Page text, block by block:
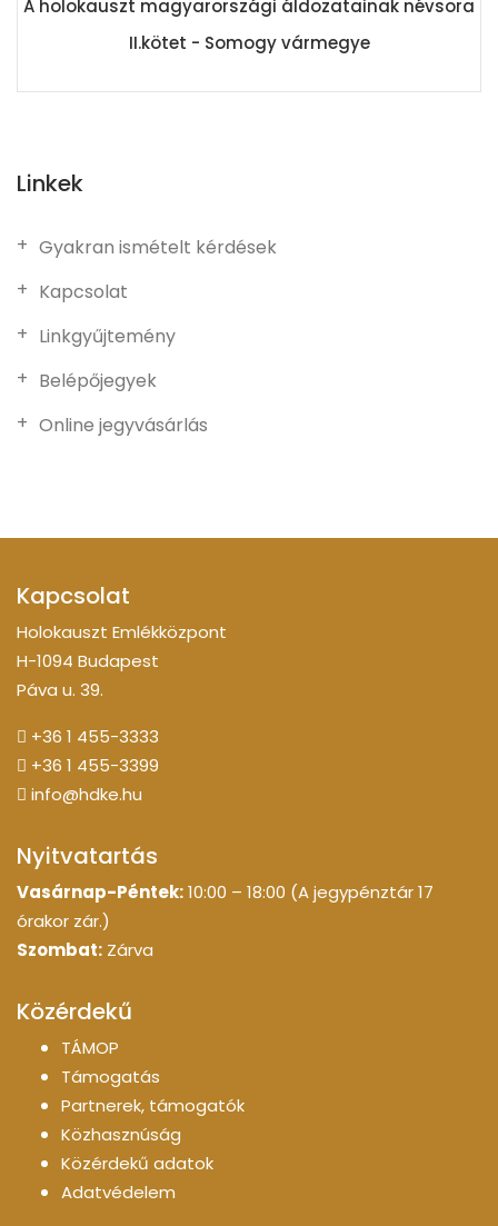
A holokauszt magyarországi áldozatainak névsora
II.kötet - Somogy vármegye
Linkek
Gyakran ismételt kérdések
Kapcsolat
Linkgyűjtemény
Belépőjegyek
Online jegyvásárlás
Kapcsolat
Holokauszt Emlékközpont
H-1094 Budapest
Páva u. 39.
+36 1 455-3333
+36 1 455-3399
info@hdke.hu
Nyitvatartás
Vasárnap-Péntek:10:00 – 18:00 (A jegypénztár 17
órakor zár.)
Szombat: Zárva
Közérdekű
TÁMOP
Támogatás
Partnerek, támogatók
Közhasznúság
Közérdekű adatok
Adatvédelem